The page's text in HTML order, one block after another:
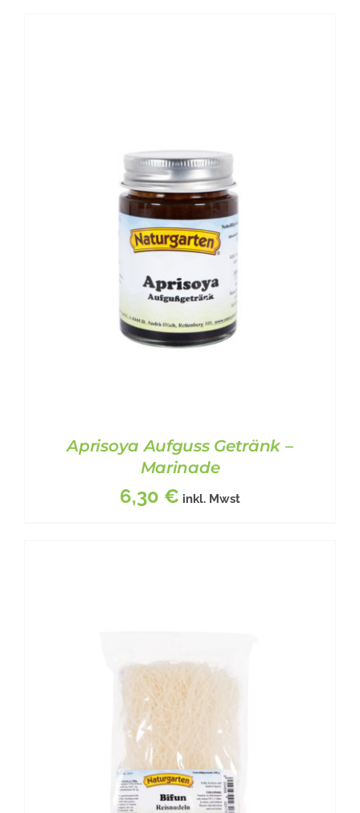
PRODUKT
WEIST
MEHRERE
VARIANTEN
AUF.
DIE
OPTIONEN
KÖNNEN
AUF
DER
PRODUKTSEITE
GEWÄHLT
WERDEN
Aprisoya Aufguss Getränk –
Marinade
6,30 € inkl. Mwst